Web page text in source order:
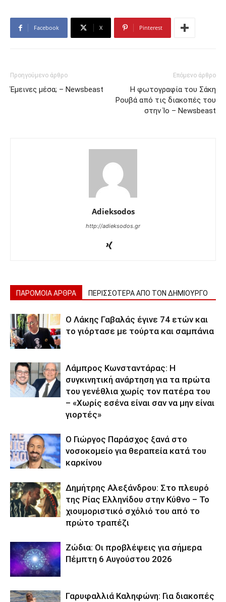
Facebook X Pinterest
Προηγούμενο άρθρο
Έμεινες μέσα; – Newsbeast
Επόμενο άρθρο
Η φωτογραφία του Σάκη
Ρουβά από τις διακοπές του
στην Ίο – Newsbeast
Adieksodos
http://adieksodos.gr
ΠΑΡΟΜΟΙΑ ΑΡΘΡΑ ΠΕΡΙΣΣΟΤΕΡΑ ΑΠΟ ΤΟΝ ΔΗΜΙΟΥΡΓΟ
Ο Λάκης Γαβαλάς έγινε 74 ετών και
το γιόρτασε με τούρτα και σαμπάνια
Λάμπρος Κωνσταντάρας: Η
συγκινητική ανάρτηση για τα πρώτα
του γενέθλια χωρίς τον πατέρα του
– «Χωρίς εσένα είναι σαν να μην είναι
γιορτές»
O Γιώργος Παράσχος ξανά στο
νοσοκομείο για θεραπεία κατά του
καρκίνου
Δημήτρης Αλεξάνδρου: Στο πλευρό
της Ρίας Ελληνίδου στην Κύθνο – Το
χιουμοριστικό σχόλιό του από το
πρώτο τραπέζι
Ζώδια: Οι προβλέψεις για σήμερα
Πέμπτη 6 Αυγούστου 2026
Γαρυφαλλιά Καληφώνη: Για διακοπές